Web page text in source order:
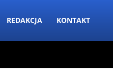
REDAKCJA KONTAKT